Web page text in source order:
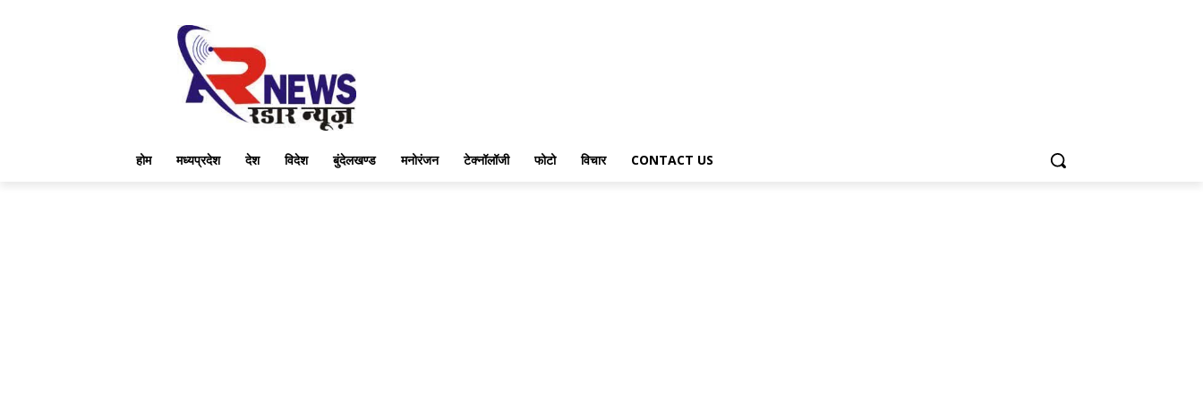
होम मध्यप्रदेश देश विदेश बुंदेलखण्ड मनोरंजन टेक्नॉलॉजी फोटो विचार CONTACT US